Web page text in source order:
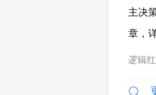
主决
章，
建设
逻辑